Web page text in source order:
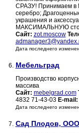
СРАЗУ! Принимаем в
серебро;
украшения и
МАКСИМАЛЬНУЮ
Сайт: zot.moscow
Дата последнего
6. Мебельград
Производство
массива
Сайт: mebelgrad.com
4832 71-43-03 E-mail:
Дата последнего
7. Сад Плодов, ООО